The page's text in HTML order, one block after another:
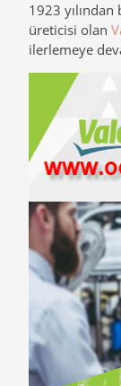
1923
üreticisi olan
ilerlemeye